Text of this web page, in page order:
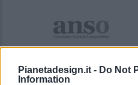
Pianetadesign.it - Do Not
Information